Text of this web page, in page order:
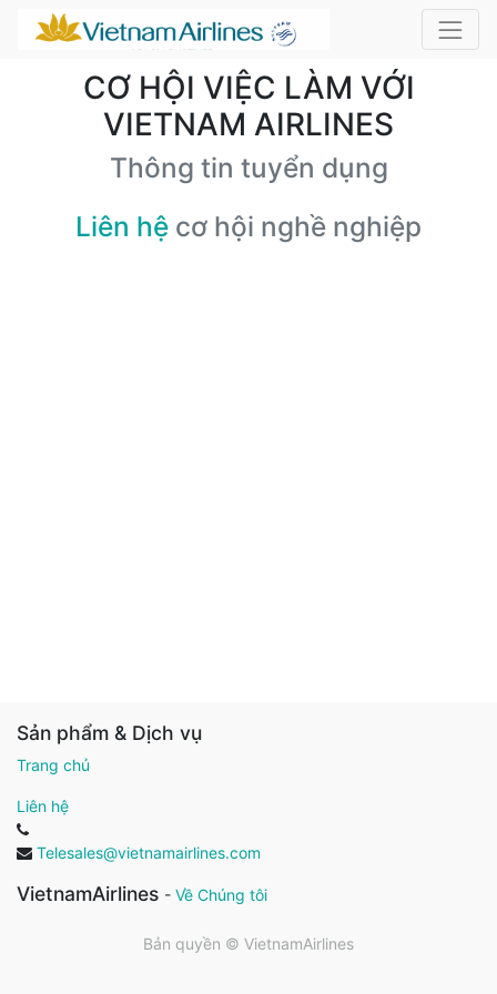
CƠ HỘI VIỆC LÀM VỚI
VIETNAM AIRLINES
Thông tin tuyển dụng
Liên hệ cơ hội nghề nghiệp
Sản phẩm & Dịch vụ
Trang chủ
Liên hệ
Telesales@vietnamairlines.com
VietnamAirlines - Về Chúng tôi
Bản quyền © VietnamAirlines